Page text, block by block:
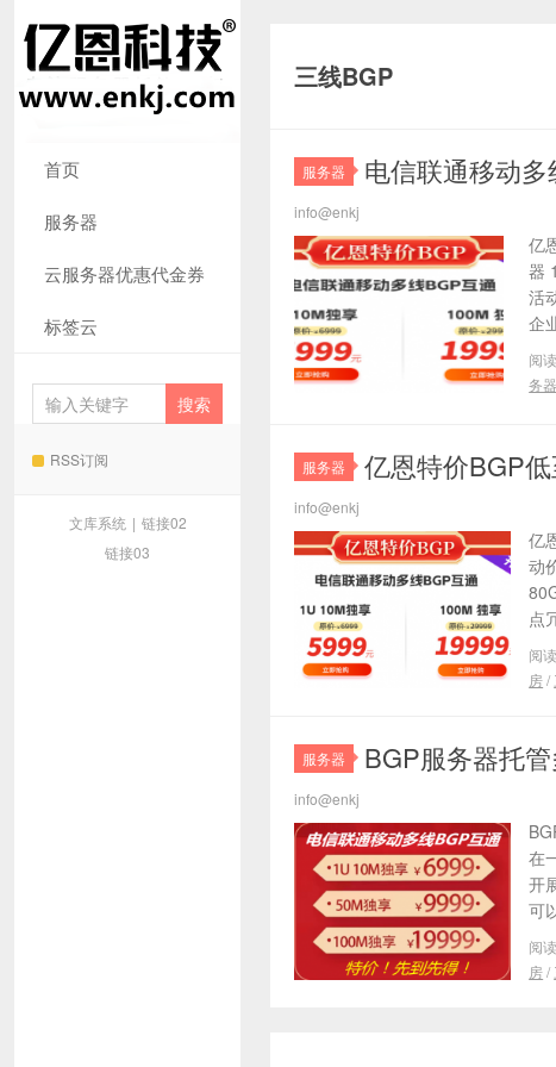
首页
服务器
云服务器优惠代金券
标签云
RSS订阅
文库系统 | 链接02
链接03
三线BGP
服务器 电信联通移动
info@enkj
亿
器
活
企
阅
务
服务器 亿恩特价BGP
info@enkj
亿
动
点
阅
房/
服务器 BGP服务器托
info@enkj
在
开
可
阅
房/